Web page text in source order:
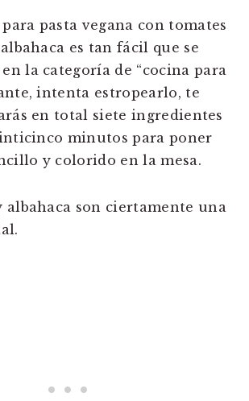
albahaca son ciertamente una